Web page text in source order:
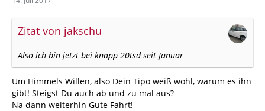
Zitat von jakschu
Also ich bin jetzt bei knapp 20tsd seit Januar
Um Himmels Willen, also Dein Tipo weiß wohl, warum es ihn
gibt! Steigst Du auch ab und zu mal aus?
Na dann weiterhin Gute Fahrt!